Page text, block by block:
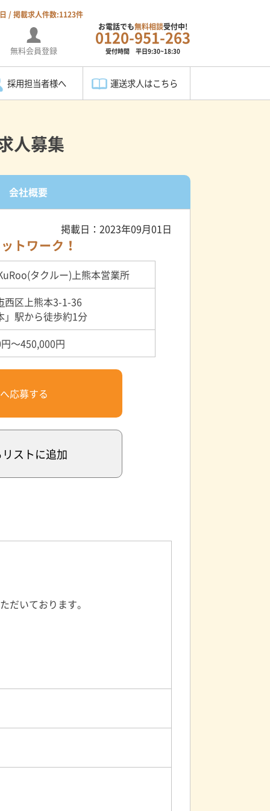
/ 掲載求人件数:1123件
無料会員登録
お電話でも無料相談受付中!
0120-951-263
受付時間 平日9:30~18:30
採用担当者様へ 運送求人はこちら
人募集
会社概要
掲載日：2023年09月01日
トワーク！
タクルー)上熊本営業所
西区上熊本3-1-36
」駅から徒歩約1分
～450,000円
応募する
ストに追加
だいております。